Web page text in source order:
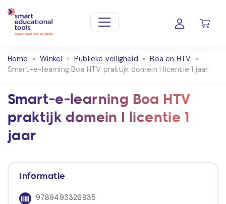
Home » Winkel » Publieke veiligheid » Boa en HTV »
Smart-e-learning Boa HTV praktijk domein I licentie 1 jaar
Smart-e-learning Boa HTV
praktijk domein I licentie 1
jaar
Informatie
9789493326835